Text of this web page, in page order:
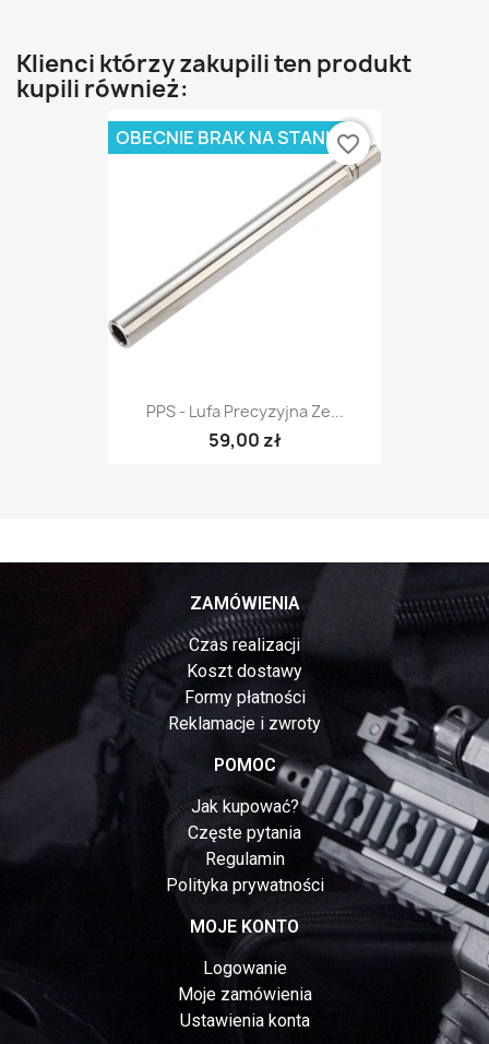
Klienci którzy zakupili ten produkt
kupili również:
PPS - Lufa Precyzyjna Ze...
59,00 zł
OBECNIE BRAK NA STANIEfavorite_border
ZAMÓWIENIA
Czas realizacji
Koszt dostawy
Formy płatności
Reklamacje i zwroty
POMOC
Jak kupować?
Częste pytania
Regulamin
Polityka prywatności
MOJE KONTO
Logowanie
Moje zamówienia
Ustawienia konta